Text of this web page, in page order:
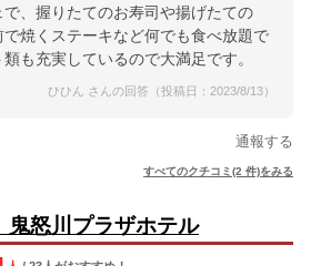
、握りたてのお寿司や揚げたての
焼くステーキなど何でも食べ放題で
も充実しているので大満足です。
ひひん さんの回答（投稿日：2023/8/13）
通報する
すべてのクチコミ(2 件)をみる
怒川プラザホテル